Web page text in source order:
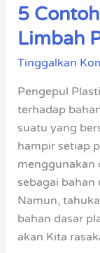
5
Limbah
Tinggalkan
Pengepul
terhadap
suatu yang
hampir setiap
menggunakan
sebagai
Namun,
bahan dasar
akan Kita
5
Contoh
Kerajinan
Dari
Plastik